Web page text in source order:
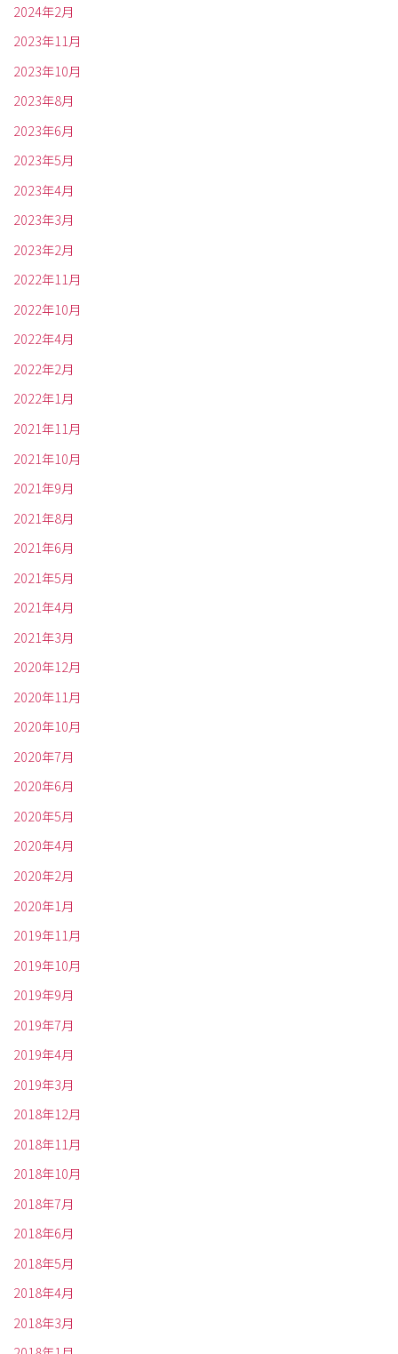
2024年2月
2023年11月
2023年10月
2023年8月
2023年6月
2023年5月
2023年4月
2023年3月
2023年2月
2022年11月
2022年10月
2022年4月
2022年2月
2022年1月
2021年11月
2021年10月
2021年9月
2021年8月
2021年6月
2021年5月
2021年4月
2021年3月
2020年12月
2020年11月
2020年10月
2020年7月
2020年6月
2020年5月
2020年4月
2020年2月
2020年1月
2019年11月
2019年10月
2019年9月
2019年7月
2019年4月
2019年3月
2018年12月
2018年11月
2018年10月
2018年7月
2018年6月
2018年5月
2018年4月
2018年3月